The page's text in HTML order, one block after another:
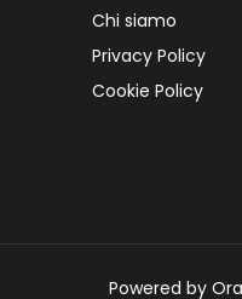
Chi siamo
Privacy Policy
Cookie Policy
Powered by